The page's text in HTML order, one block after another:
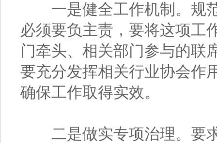
一是健全工作机制。规范
必须要负主责，要将这项工
门牵头、相关部门参与的联
要充分发挥相关行业协会作
确保工作取得实效。
二是做实专项治理。要求